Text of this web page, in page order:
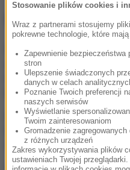
Stosowanie plików cookies i
Wraz z partnerami stosujemy
pokrewne technologie, które
Zapewnienie
stron
Ulepszenie świadczonych
danych w celach
Poznanie Twoich preferencji
naszych serwisów
Wyświetlanie
Twoim zainteresowaniom
Gromadzenie
z różnych urządzeń
Zakres wykorzystywania plików
ustawieniach Twojej